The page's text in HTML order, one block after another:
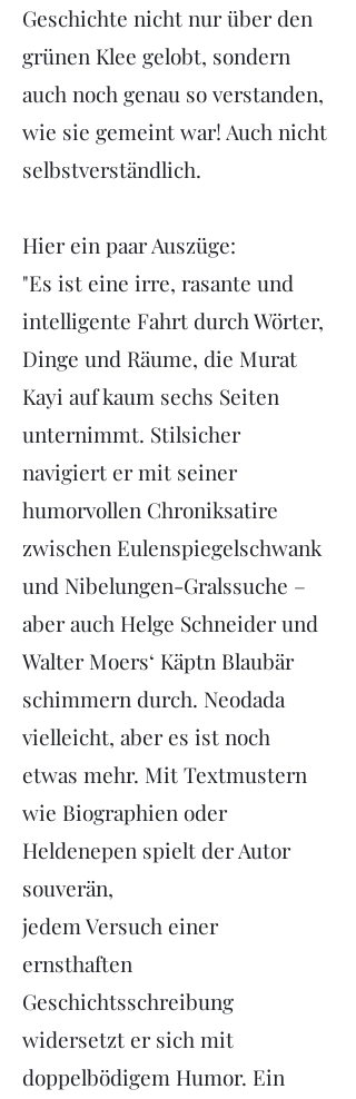
Geschichte nicht nur über den
grünen Klee gelobt, sondern
auch noch genau so verstanden,
wie sie gemeint war! Auch nicht
selbstverständlich.
Hier ein paar Auszüge:
"Es ist eine irre, rasante und
intelligente Fahrt durch Wörter,
Dinge und Räume, die Murat
Kayi auf kaum sechs Seiten
unternimmt. Stilsicher
navigiert er mit seiner
humorvollen Chroniksatire
zwischen Eulenspiegelschwank
und Nibelungen-Gralssuche –
aber auch Helge Schneider und
Walter Moers‘ Käptn Blaubär
schimmern durch. Neodada
vielleicht, aber es ist noch
etwas mehr. Mit Textmustern
wie Biographien oder
Heldenepen spielt der Autor
souverän,
jedem Versuch einer
ernsthaften
Geschichtsschreibung
widersetzt er sich mit
doppelbödigem Humor. Ein